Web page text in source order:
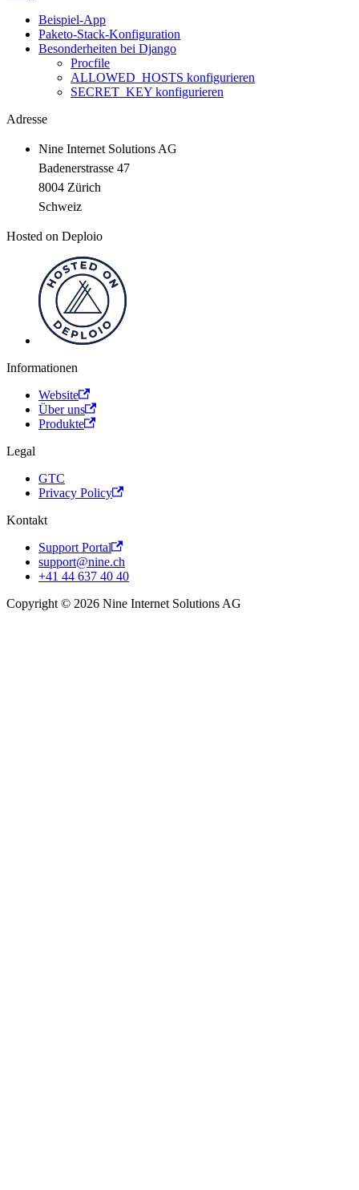
Beispiel-App
Paketo-Stack-Konfiguration
Besonderheiten bei Django
Procfile
ALLOWED_HOSTS konfigurieren
SECRET_KEY konfigurieren
Adresse
Nine Internet Solutions AG
Badenerstrasse 47
8004 Zürich
Schweiz
Hosted on Deploio
Informationen
Website
Über uns
Produkte
Legal
GTC
Privacy Policy
Kontakt
Support Portal
support@nine.ch
+41 44 637 40 40
Copyright © 2026 Nine Internet Solutions AG